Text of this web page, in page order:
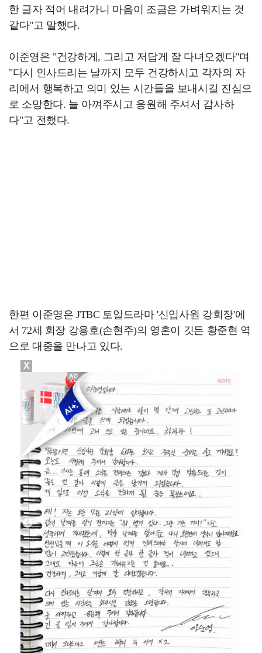
한 글자 적어 내려가니 마음이 조금은 가벼워지는 것
같다"고 말했다.
이준영은 "건강하게, 그리고 저답게 잘 다녀오겠다"며
"다시 인사드리는 날까지 모두 건강하시고 각자의 자
리에서 행복하고 의미 있는 시간들을 보내시길 진심으
로 소망한다. 늘 아껴주시고 응원해 주셔서 감사하
다"고 전했다.
한편 이준영은 JTBC 토일드라마 '신입사원 강회장'에
서 72세 회장 강용호(손현주)의 영혼이 깃든 황준현 역
으로 대중을 만나고 있다.
X